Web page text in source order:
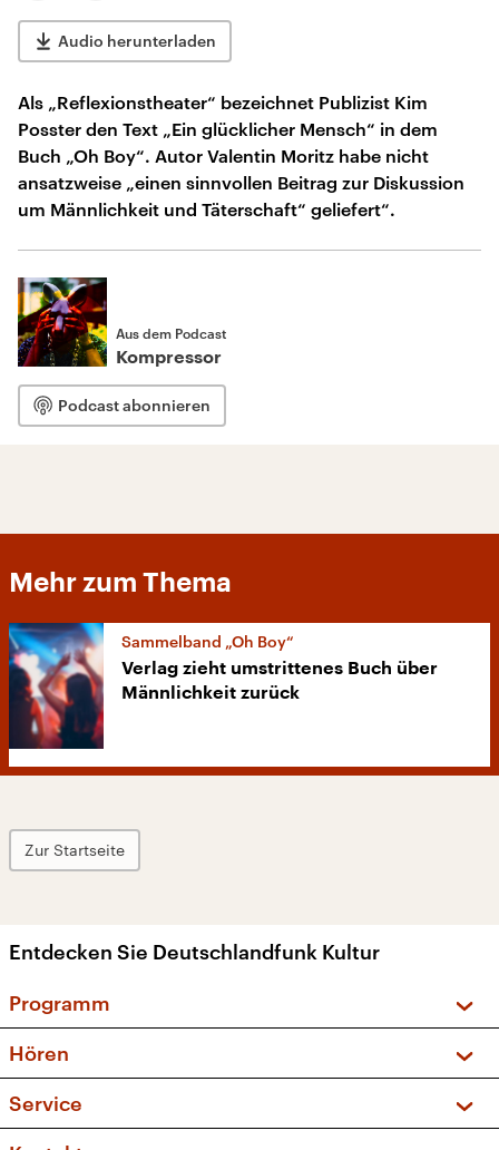
Audio herunterladen
Als „Reflexionstheater“ bezeichnet Publizist Kim
Posster den Text „Ein glücklicher Mensch“ in dem
Buch „Oh Boy“. Autor Valentin Moritz habe nicht
ansatzweise „einen sinnvollen Beitrag zur Diskussion
um Männlichkeit und Täterschaft“ geliefert“.
Aus dem Podcast
Kompressor
Podcast abonnieren
Mehr zum Thema
Sammelband „Oh Boy“
Verlag zieht umstrittenes Buch über
Männlichkeit zurück
Zur Startseite
Entdecken Sie Deutschlandfunk Kultur
Programm
Sendungen und Podcasts
Musikliste
Hören
Frequenzen (UKW + DAB+)
Service
FAQ